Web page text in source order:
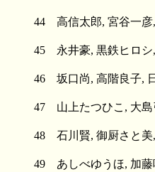
44 高信太郎, 宮谷一彦
45 永井豪, 黒鉄ヒロシ
46 坂口尚, 高階良子,
47 山上たつひこ, 大島
48 石川賢, 御厨さと美
49 あしべゆうほ, 加藤